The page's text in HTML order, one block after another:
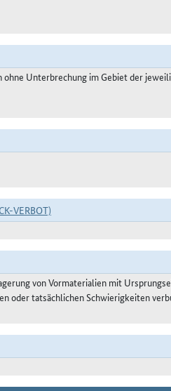
ohne Unterbrechung im Gebiet der
VERBOT)
von Vormaterialien mit
oder tatsächlichen Schwierigkeiten